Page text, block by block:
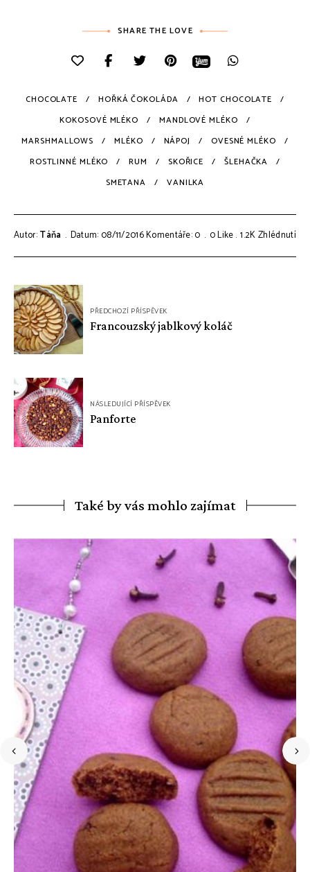
SHARE THE LOVE
CHOCOLATE HOŘKÁ ČOKOLÁDA
HOT CHOCOLATE
KOKOSOVÉ MLÉKO
MANDLOVÉ MLÉKO
MARSHMALLOWS
MLÉKO NÁPOJ
OVESNÉ MLÉKO
ROSTLINNÉ MLÉKO
RUM SKOŘICE
ŠLEHAČKA
SMETANA
VANILKA
Autor:Táňa Datum: 08/11/2016Komentáře: 0 0Like 1.2KZhlédnutí
Navigace
pro
příspěvek
PŘEDCHOZÍ PŘÍSPĚVEK
Francouzský jablkový koláč
NÁSLEDUJÍCÍ PŘÍSPĚVEK
Panforte
Také by vás mohlo zajímat